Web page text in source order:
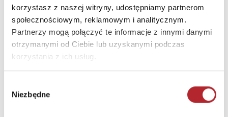
korzystasz z naszej witryny, udostępniamy partnerom
społecznościowym, reklamowym i analitycznym.
Partnerzy mogą połączyć te informacje z innymi danymi
otrzymanymi od Ciebie lub uzyskanymi podczas
korzystania z ich usług.
zgody
Niezbędne
Kod pocztowy
08192
Miasto
SANT QUIRZE DEL VALLES
(BARCELONA)
E-mail
m